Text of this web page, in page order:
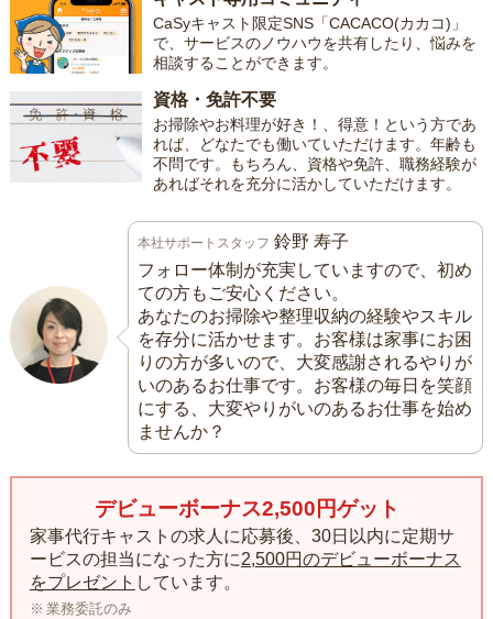
CaSyキャスト限定SNS「CACACO(カカコ)」
で、サービスのノウハウを共有したり、悩みを
相談することができます。
資格・免許不要
お掃除やお料理が好き！、得意！という方であ
れば、どなたでも働いていただけます。年齢も
不問です。もちろん、資格や免許、職務経験が
あればそれを充分に活かしていただけます。
本社サポートスタッフ 鈴野 寿子
フォロー体制が充実していますので、初め
ての方もご安心ください。
あなたのお掃除や整理収納の経験やスキル
を存分に活かせます。お客様は家事にお困
りの方が多いので、大変感謝されるやりが
いのあるお仕事です。お客様の毎日を笑顔
にする、大変やりがいのあるお仕事を始め
ませんか？
デビューボーナス2,500円ゲット
家事代行キャストの求人に応募後、30日以内に定期サ
ービスの担当になった方に2,500円のデビューボーナス
をプレゼント しています。
業務委託のみ